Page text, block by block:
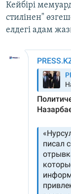
Кейбірі
стилінен"
елдегі адам